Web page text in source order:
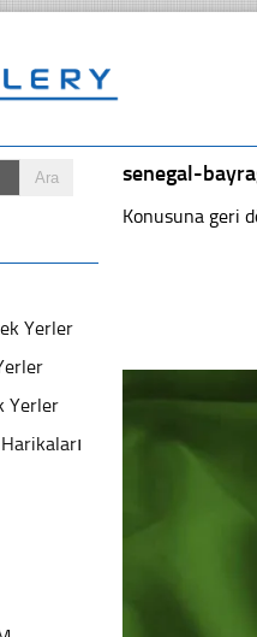
senegal-
Konusuna geri
Yerler
Yerler